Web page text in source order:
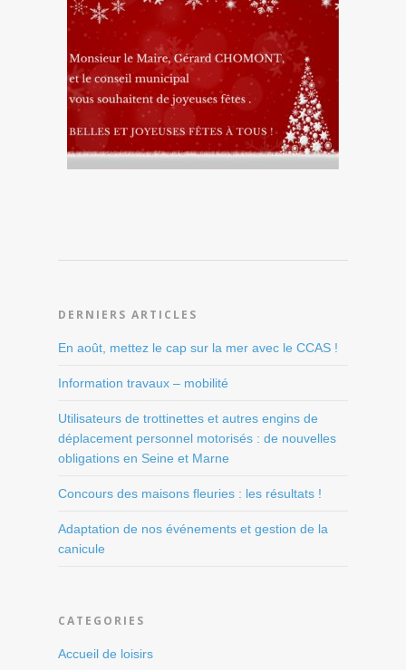
DERNIERS ARTICLES
En août, mettez le cap sur la mer avec le CCAS !
Information travaux – mobilité
Utilisateurs de trottinettes et autres engins de
déplacement personnel motorisés : de nouvelles
obligations en Seine et Marne
Concours des maisons fleuries : les résultats !
Adaptation de nos événements et gestion de la
canicule
CATEGORIES
Accueil de loisirs